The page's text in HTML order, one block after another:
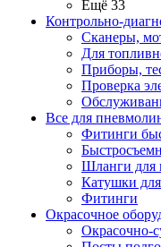
Ещё 33
Контрольно-
Сканеры,
Для
Приборы,
Проверка
Все для
Фитинги
Шланги для
Катушки для
Фитинги
Окрасочное
Окрасочно-